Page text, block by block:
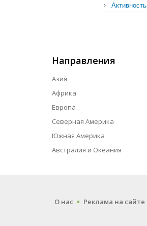
Активность
Направления
Азия
Африка
Европа
Северная Америка
Южная Америка
Австралия и Океания
О нас . Реклама на сайте